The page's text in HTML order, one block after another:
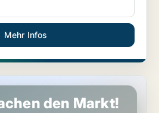
Mehr Infos
Niederösterreich
den Markt!